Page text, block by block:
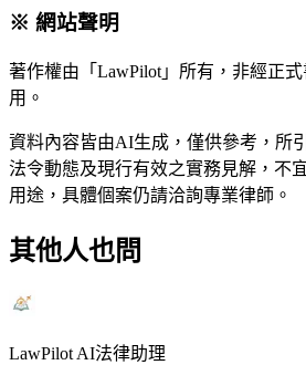
※ 網站聲明
著作權由「LawPilot」所有，非經正
用。
資料內容皆由AI生成，僅供參考，所
法令動態及現行有效之實務見解，不
用途，具體個案仍請洽詢專業律師。
其他人也問
LawPilot AI法律助理